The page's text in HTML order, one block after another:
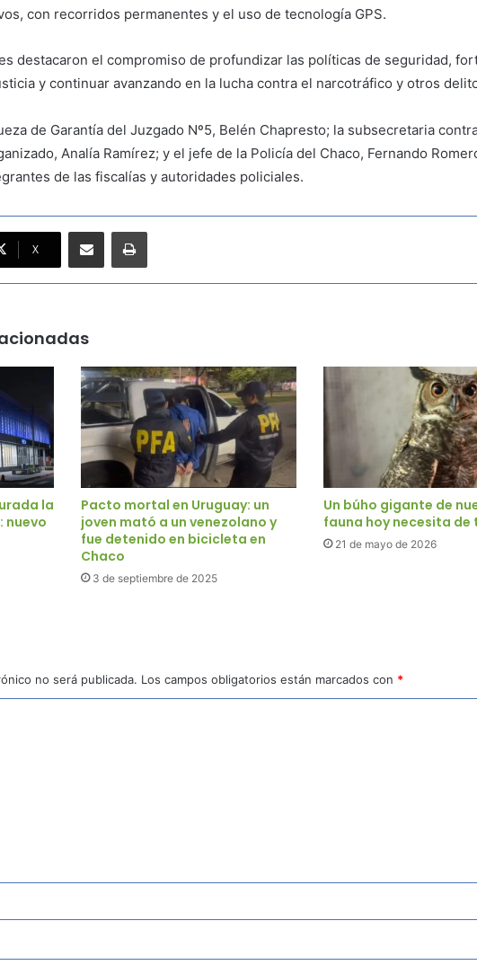
con recorridos permanentes y el uso de tecnología GPS.
destacaron el compromiso de profundizar las políticas de seguridad,
y continuar avanzando en la lucha contra el narcotráfico y otros
de Garantía del Juzgado Nº5, Belén Chapresto; la subsecretaria
Analía Ramírez; y el jefe de la Policía del Chaco, Fernando
de las fiscalías y autoridades policiales.
X
la
nuevo
Pacto mortal en Uruguay: un
joven mató a un venezolano y
fue detenido en bicicleta en
Chaco
3 de septiembre de 2025
Un búho gigante de
fauna hoy necesita de
21 de mayo de 2026
no será publicada. Los campos obligatorios están marcados con *